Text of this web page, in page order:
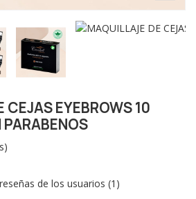
CEJAS EYEBROWS 10
de los usuarios (1)